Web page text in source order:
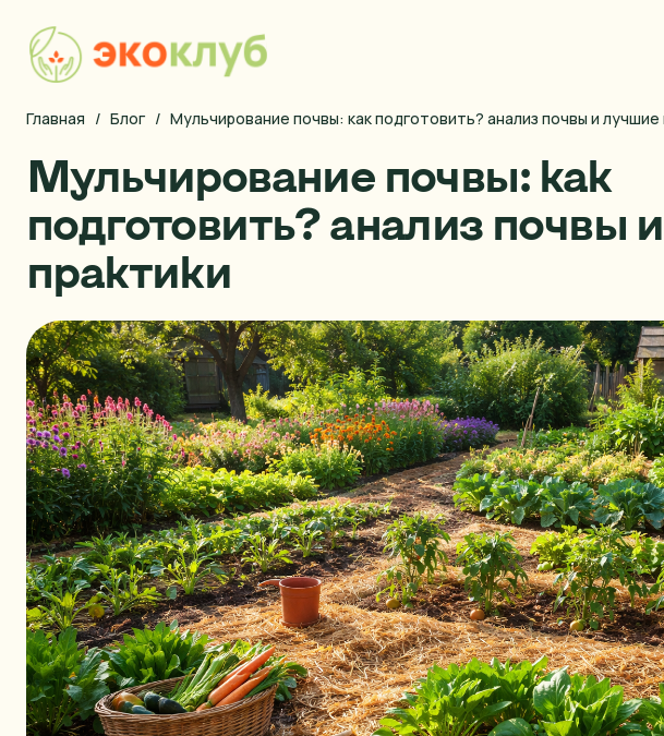
Главная / Блог / Мульчирование почвы: как подготовить? анализ почвы и лучшие
Мульчирование почвы: как
подготовить? анализ почвы
практики
Форма покупки
Блог
Правила оплаты
Условия доставки